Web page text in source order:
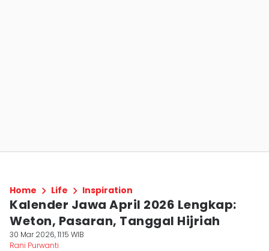
Home Life Inspiration
Kalender Jawa April 2026 Lengkap:
Weton, Pasaran, Tanggal Hijriah
30 Mar 2026, 11:15 WIB
Rani Purwanti